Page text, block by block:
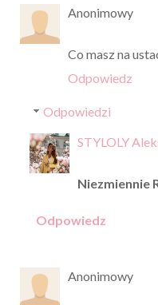
Anonimowy
Co masz na
Odpowiedz
Odpowiedzi
STYLOLY
Niezmiennie
Odpowiedz
Anonimowy